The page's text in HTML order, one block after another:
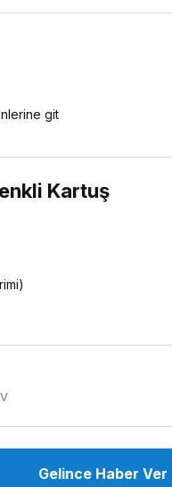
git
Kartuş
Gelince Haber Ver